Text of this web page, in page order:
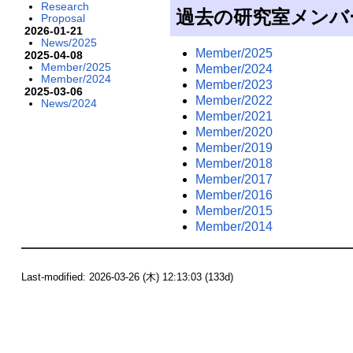
過去の研究室メンバ
Member/2025
Member/2024
Member/2023
Member/2022
Member/2021
Member/2020
Member/2019
Member/2018
Member/2017
Member/2016
Member/2015
Member/2014
Research
Proposal
2026-01-21
News/2025
2025-04-08
Member/2025
Member/2024
2025-03-06
News/2024
Last-modified: 2026-03-26 (木) 12:13:03(133d)